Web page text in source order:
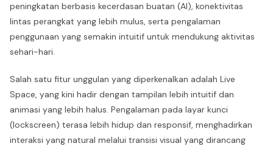
peningkatan berbasis kecerdasan buatan (AI), konektivitas
lintas perangkat yang lebih mulus, serta pengalaman
penggunaan yang semakin intuitif untuk mendukung aktivitas
sehari-hari.
Salah satu fitur unggulan yang diperkenalkan adalah Live
Space, yang kini hadir dengan tampilan lebih intuitif dan
animasi yang lebih halus. Pengalaman pada layar kunci
(lockscreen) terasa lebih hidup dan responsif, menghadirkan
interaksi yang natural melalui transisi visual yang dirancang